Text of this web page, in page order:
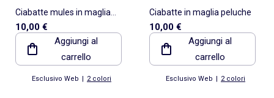
Ciabatte mules in maglia
bouclé
10,00 €
Aggiungi al
carrello
Esclusivo Web | 2 colori
Ciabatte in maglia peluche
10,00 €
Aggiungi al
carrello
Esclusivo Web | 2 colori